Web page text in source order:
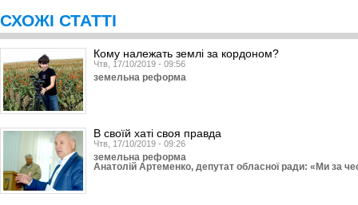
СХОЖІ СТАТТІ
Кому належать землі за кордоном?
Чтв, 17/10/2019 - 09:56
земельна реформа
В своїй хаті своя правда
Чтв, 17/10/2019 - 09:26
земельна реформа
Анатолій Артеменко, депутат обласної ради: «Ми за